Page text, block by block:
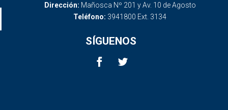
Dirección: Mañosca Nº 201 y Av. 10 de Agosto
Teléfono: 3941800 Ext. 3134
SÍGUENOS